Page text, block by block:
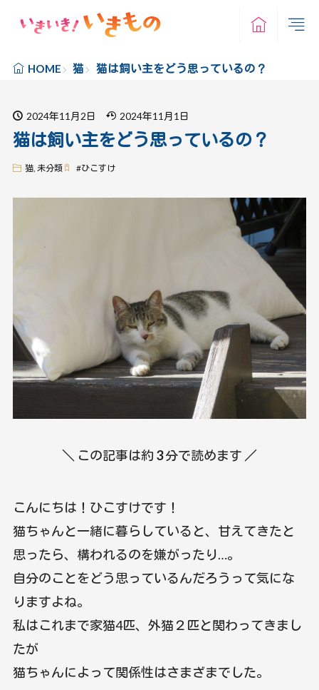
HOME 猫 猫は飼い主をどう思っているの？
2024年11月2日 2024年11月1日
猫は飼い主をどう思っているの？
猫, 未分類 #ひこすけ
＼ この記事は約 3分で読めます ／
こんにちは！ひこすけです！
猫ちゃんと一緒に暮らしていると、甘えてきたと
思ったら、構われるのを嫌がったり…。
自分のことをどう思っているんだろうって気にな
りますよね。
私はこれまで家猫4匹、外猫２匹と関わってきまし
たが
猫ちゃんによって関係性はさまざまでした。